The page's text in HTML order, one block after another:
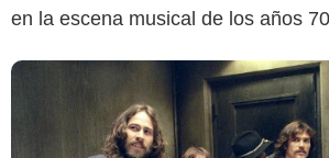
en la escena musical de los años